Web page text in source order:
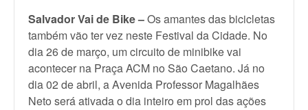
Salvador Vai de Bike –Os amantes das bicicletas
também vão ter vez neste Festival da Cidade. No
dia 26 de março, um circuito de minibike vai
acontecer na Praça ACM no São Caetano. Já no
dia 02 de abril, a Avenida Professor Magalhães
Neto será ativada o dia inteiro em prol das ações